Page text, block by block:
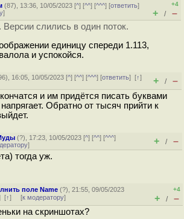
(87), 13:36, 10/05/2023 [^] [^^] [^^^] [ответить]
]
+4
+ / –
слились в один поток.
единицу cпереди 1.113,
и успокойся.
), 16:05, 10/05/2023 [^] [^^] [^^^] [ответить][↑]
+ / –
и им придётся писать буквами
Обратно от тысяч прийти к
(?), 17:23, 10/05/2023 [^] [^^] [^^^]
] + / –
тогда уж.
поле Name (?), 21:55, 09/05/2023
[↑] [к модератору]
+4
+ / –
на скриншотах?